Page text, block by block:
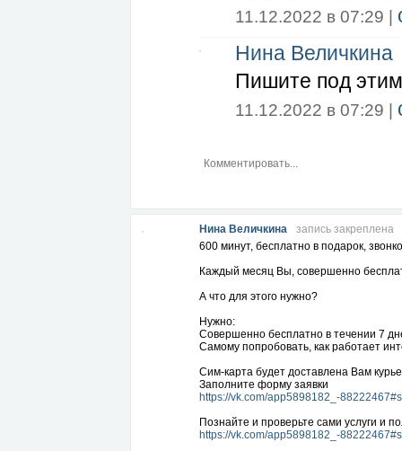
11.12.2022 в 07:29 |
Нина Величкина
Пишите под
11.12.2022 в 07:29 |
Нина Величкина
запись закреплена
600 минут, бесплатно в подарок,
Каждый месяц Вы, совершенно
А что для этого нужно?
Нужно:
Совершенно бесплатно в течении 7
Самому попробовать, как работает
Сим-карта будет доставлена Вам
Заполните форму заявки
https://vk.com/app5898182_-
Познайте и проверьте сами услуги и
https://vk.com/app5898182_-